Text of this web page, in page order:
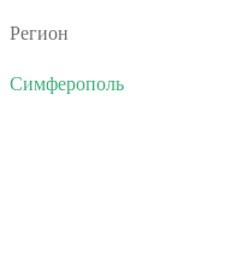
Регион
Симферополь